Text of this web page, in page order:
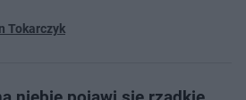
Tokarczyk